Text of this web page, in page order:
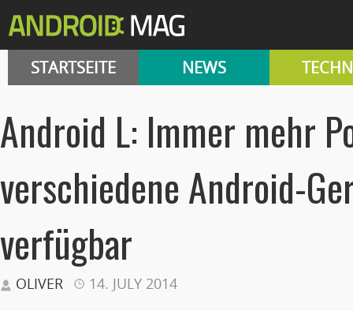
STARTSEITE NEWS
Android L: Immer mehr
verschiedene Android-
verfügbar
OLIVER 14. JULY 2014